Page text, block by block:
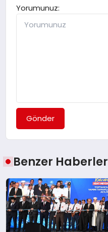
Yorumunuz:
Gönder
Benzer Haberler